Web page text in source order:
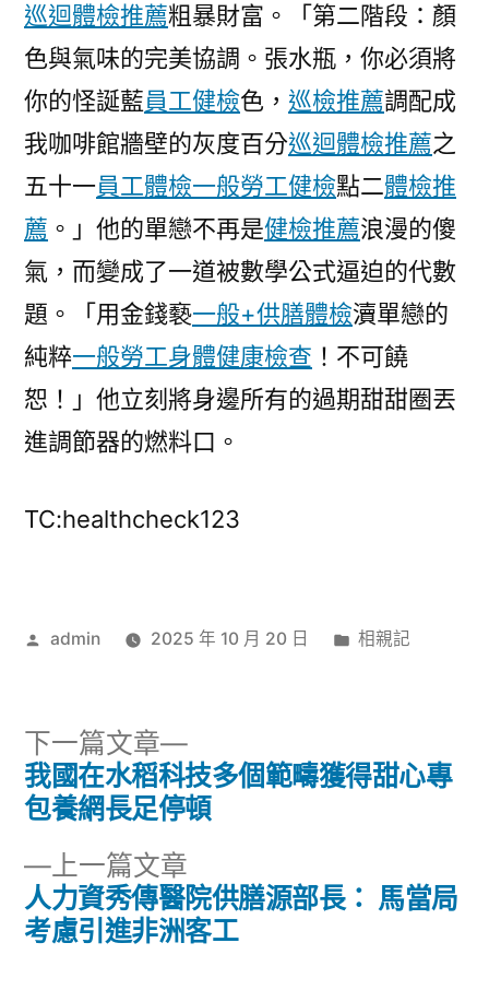
巡迴體檢推薦粗暴財富。「第二階段：顏
色與氣味的完美協調。張水瓶，你必須將
你的怪誕藍員工健檢色， 巡檢推薦調配成
我咖啡館牆壁的灰度百分巡迴體檢推薦之
五十一員工體檢一般勞工健檢點二體檢推
薦 。」他的單戀不再是健檢推薦浪漫的傻
氣，而變成了一道被數學公式逼迫的代數
題。「用金錢褻一般+供膳體檢瀆單戀的
純粹一般勞工身體健康檢查 ！不可饒
恕！」他立刻將身邊所有的過期甜甜圈丟
進調節器的燃料口。
TC:healthcheck123
作
admin 2025 年 10 月 20 日
分
相親記
文
導
覽
上一篇文章
一
篇
人力資秀傳醫院供膳源部長： 馬當局
考慮引進非洲客工
下一篇文章
下
一
篇
我國在水稻科技多個範疇獲得甜心專
包養網長足停頓